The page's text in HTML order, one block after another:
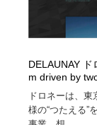
DELAUNAY
m driven by
ドロネーは、
様の“つたえる”